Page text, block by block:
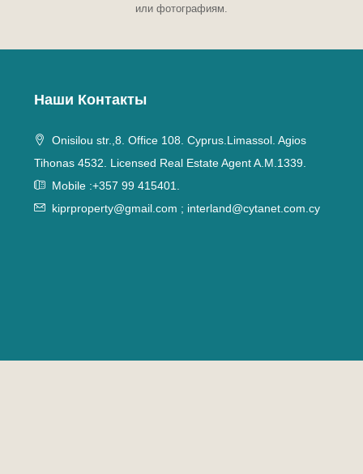
или фотографиям.
Наши Контакты
Onisilou str.,8. Office 108. Cyprus.Limassol. Agios
Tihonas 4532. Licensed Real Estate Agent A.M.1339.
Mobile :+357 99 415401.
kiprproperty@gmail.com ; interland@cytanet.com.cy